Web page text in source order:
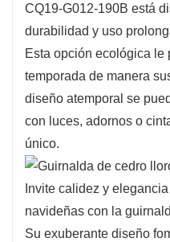
chimenea, enmarcar
barandillas, esta
a cualquier espacio.
Diseñado con
detalles, el CQ19-
realistas que crean
vibrante.
Sus tonos verde
perfección con
lo que lo convierte en
CQ19-G012-190B está
durabilidad y uso
Esta opción ecológica le
temporada de manera
diseño atemporal se
con luces, adornos o
único.
Invite calidez y
navideñas con la
Su exuberante diseño